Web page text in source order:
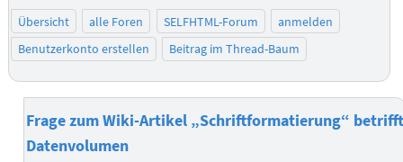
Übersicht alle Foren SELFHTML-Forum
anmelden
Benutzerkonto erstellen
Beitrag im Thread-Baum
Frage zum Wiki-Artikel „Schriftformatierung“
Datenvolumen